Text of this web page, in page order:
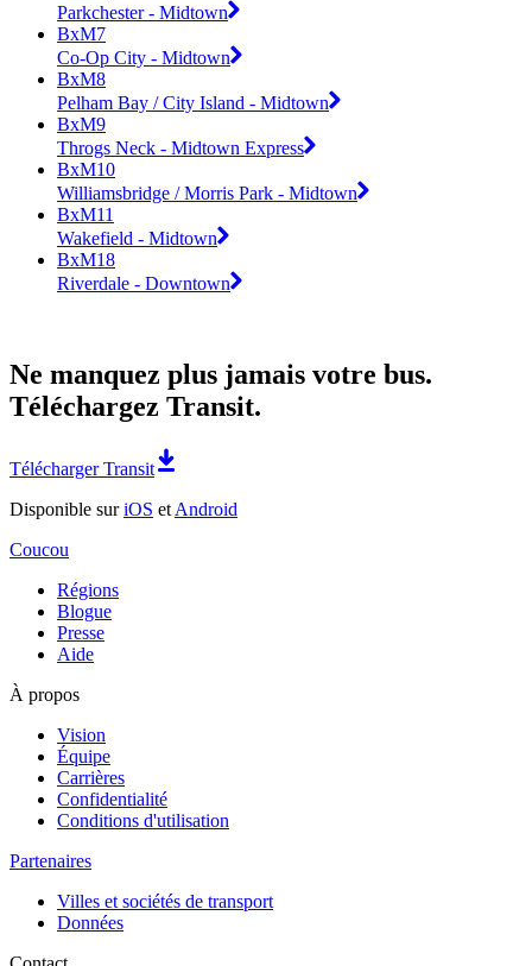
Parkchester - Midtown
BxM7
Co-Op City - Midtown
BxM8
Pelham Bay / City Island - Midtown
BxM9
Throgs Neck - Midtown Express
BxM10
Williamsbridge / Morris Park - Midtown
BxM11
Wakefield - Midtown
BxM18
Riverdale - Downtown
Ne manquez plus jamais votre bus.
Téléchargez Transit.
Télécharger Transit
Disponible suriOS et Android
Coucou
Régions
Blogue
Presse
Aide
À propos
Vision
Équipe
Carrières
Confidentialité
Conditions d'utilisation
Partenaires
Villes et sociétés de transport
Données